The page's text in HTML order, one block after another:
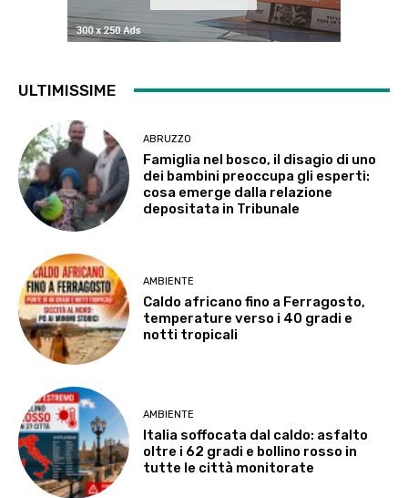
ULTIMISSIME
ABRUZZO
Famiglia nel bosco, il disagio di uno
dei bambini preoccupa gli esperti:
cosa emerge dalla relazione
depositata in Tribunale
AMBIENTE
Caldo africano fino a Ferragosto,
temperature verso i 40 gradi e
notti tropicali
AMBIENTE
Italia soffocata dal caldo: asfalto
oltre i 62 gradi e bollino rosso in
tutte le città monitorate